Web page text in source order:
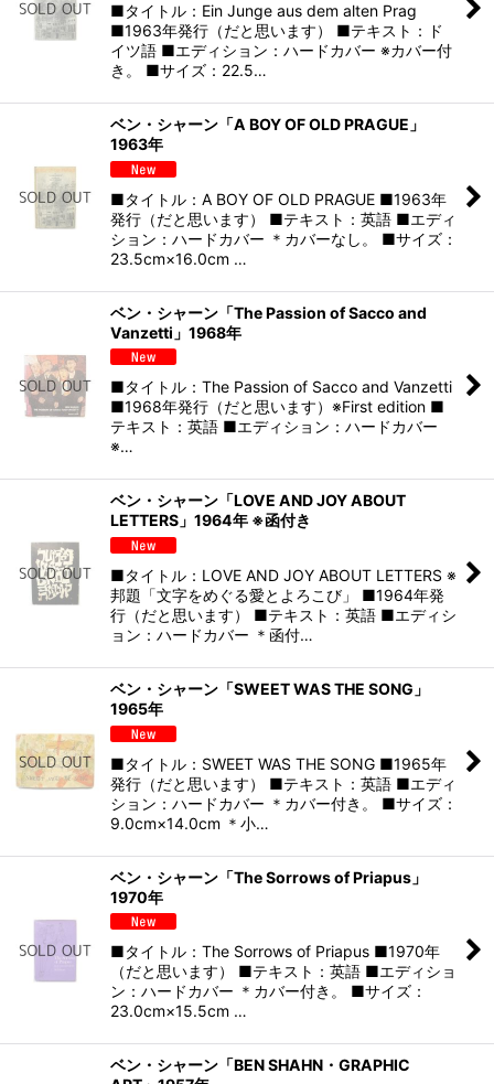
■タイトル：Ein Junge aus dem alten Prag
■1963年発行（だと思います） ■テキスト：ド
イツ語 ■エディション：ハードカバー ※カバー付
き。 ■サイズ：22.5…
ベン・シャーン「A BOY OF OLD PRAGUE」
1963年
■タイトル：A BOY OF OLD PRAGUE ■1963年
発行（だと思います） ■テキスト：英語 ■エディ
ション：ハードカバー ＊カバーなし。 ■サイズ：
23.5cm×16.0cm …
ベン・シャーン「The Passion of Sacco and
Vanzetti」1968年
■タイトル：The Passion of Sacco and Vanzetti
■1968年発行（だと思います）※First edition ■
テキスト：英語 ■エディション：ハードカバー
※…
ベン・シャーン「LOVE AND JOY ABOUT
LETTERS」1964年 ※函付き
■タイトル：LOVE AND JOY ABOUT LETTERS ※
邦題「文字をめぐる愛とよろこび」 ■1964年発
行（だと思います） ■テキスト：英語 ■エディシ
ョン：ハードカバー ＊函付…
ベン・シャーン「SWEET WAS THE SONG」
1965年
■タイトル：SWEET WAS THE SONG ■1965年
発行（だと思います） ■テキスト：英語 ■エディ
ション：ハードカバー ＊カバー付き。 ■サイズ：
9.0cm×14.0cm ＊小…
ベン・シャーン「The Sorrows of Priapus」
1970年
■タイトル：The Sorrows of Priapus ■1970年
（だと思います） ■テキスト：英語 ■エディショ
ン：ハードカバー ＊カバー付き。 ■サイズ：
23.0cm×15.5cm …
ベン・シャーン「BEN SHAHN・GRAPHIC